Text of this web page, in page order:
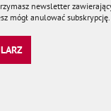
newsletter
mógł anulować subskrypcję.